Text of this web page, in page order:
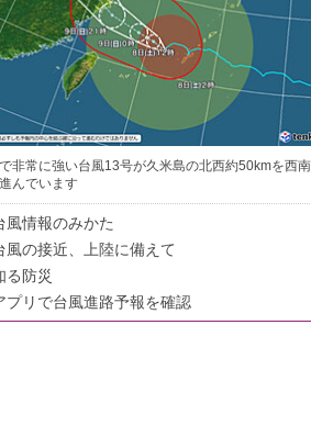
非常に強い台風13号が久米島の北西約50kmを西南
んでいます
風情報のみかた
風の接近、上陸に備えて
る防災
プリで台風進路予報を確認